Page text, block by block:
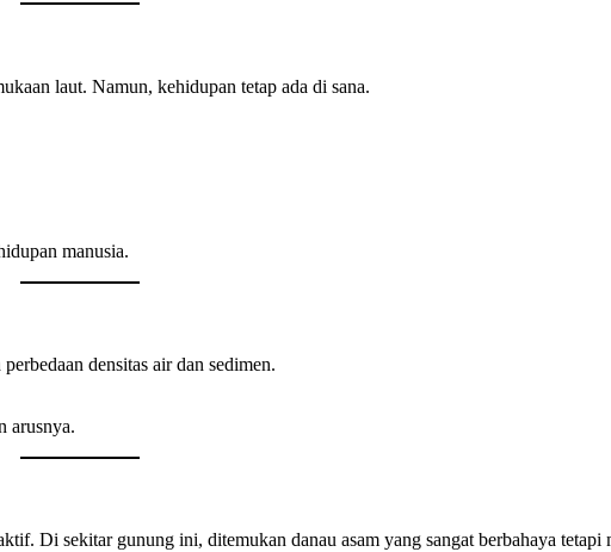
laut. Namun, kehidupan tetap ada di sana.
manusia.
densitas air dan sedimen.
arusnya.
Di sekitar gunung ini, ditemukan danau asam yang sangat berbahaya tetapi